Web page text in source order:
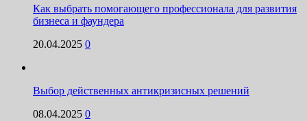
Как выбрать помогающего профессионала для развития
бизнеса и фаундера
20.04.2025 0
Выбор действенных антикризисных решений
08.04.2025 0